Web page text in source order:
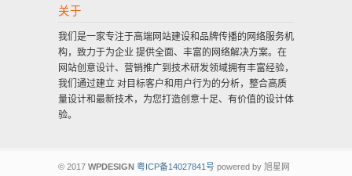
关于
我们是一家专注于高端网站建设和品牌传播的网络服务机
构，致力于为企业 提供全面、丰富的网络解决方案。在
网站创意设计、营销推广到技术研发领域拥有丰富经验，
我们通过建立 对目标客户和用户行为的分析，整合高质
量设计和最新技术，为您打造创意十足、有价值的设计体
验。
© 2017 WPDESIGN 粤ICP备14027841号 powered by 旭星网